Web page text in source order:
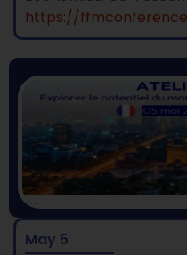
https://
May 5